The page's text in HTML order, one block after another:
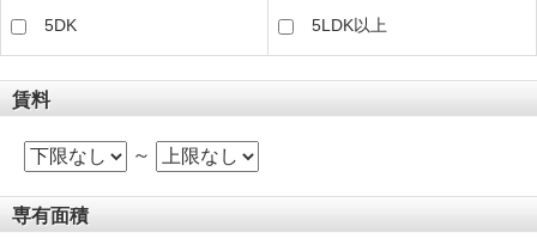
5DK 5LDK以上
賃料
～
専有面積